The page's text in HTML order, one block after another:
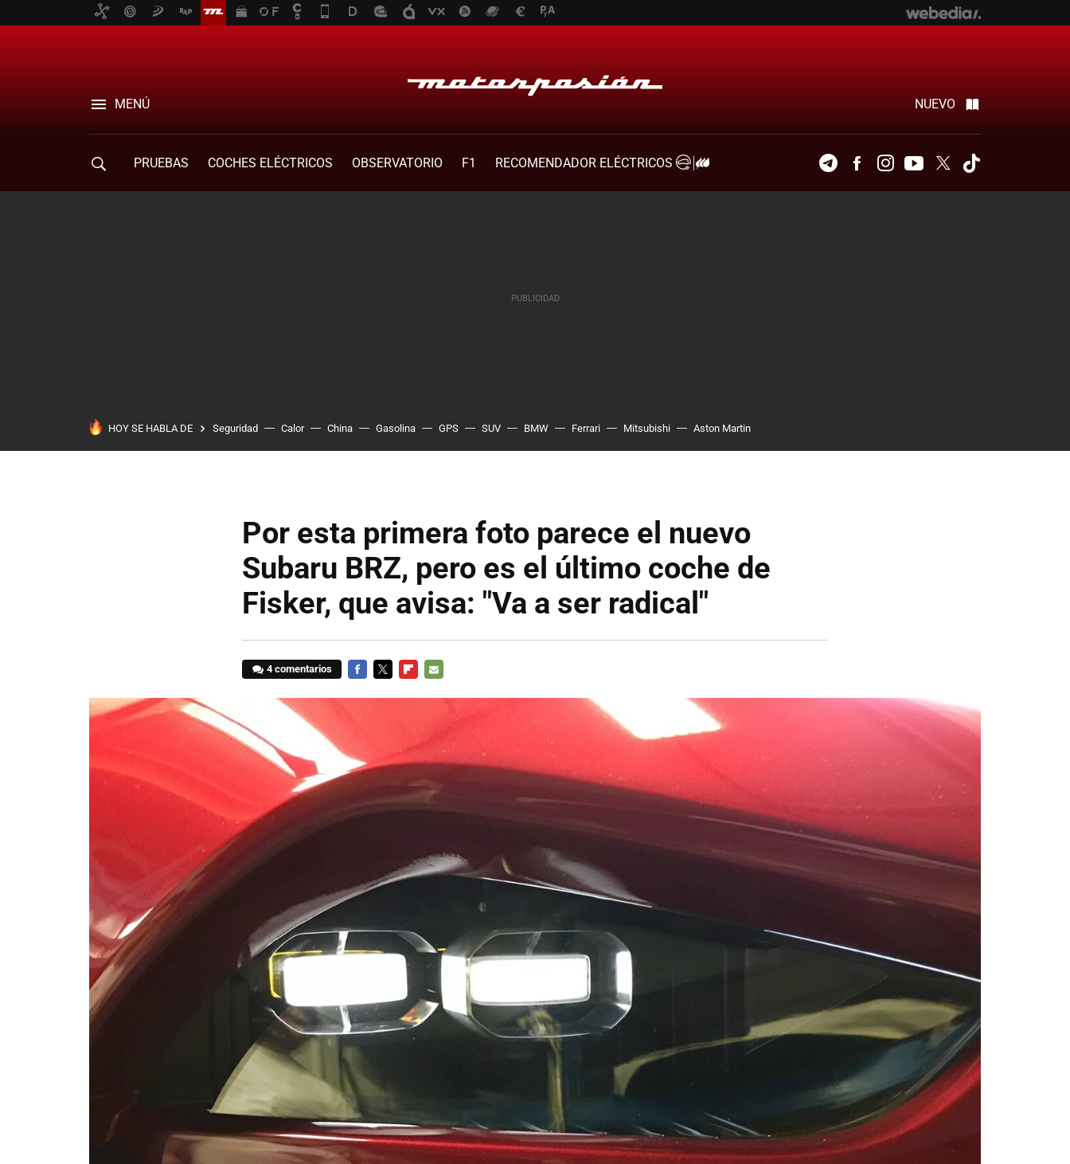
MENÚ NUEVO
PRUEBAS COCHES ELÉCTRICOS OBSERVATORIO F1
RECOMENDADOR ELÉCTRICOS
TelegramFacebookInstagramYoutubeTwitter
HOY SE HABLA DE Seguridad Calor China Gasolina GPS SUV BMW Ferrari Mitsubishi Aston Martin
Por esta primera foto parece el nuevo
Subaru BRZ, pero es el último coche de
Fisker, que avisa: "Va a ser radical"
4 comentarios